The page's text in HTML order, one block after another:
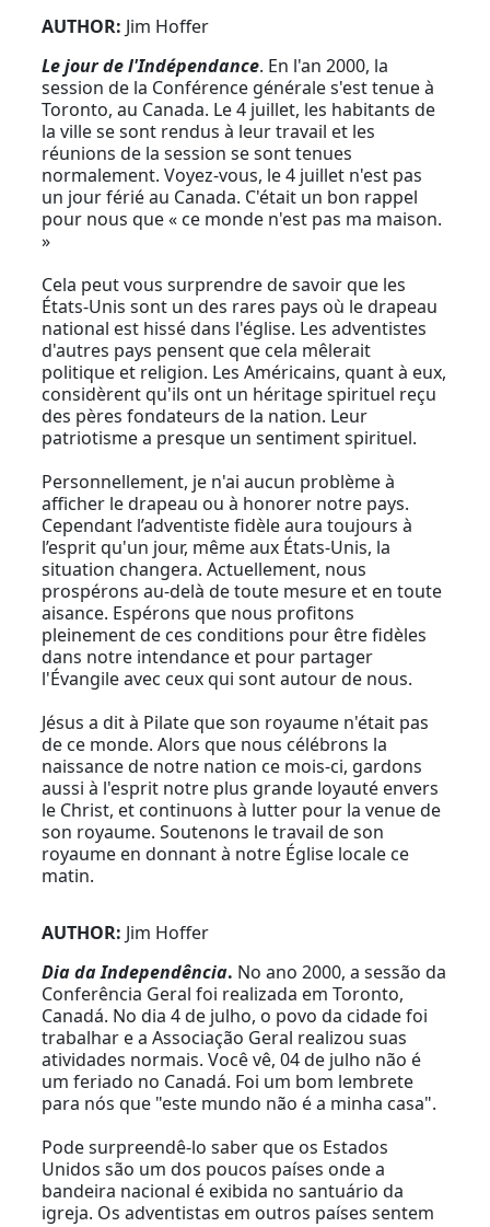
AUTHOR: Jim Hoffer
Le jour de l'Indépendance. En l'an 2000, la
session de la Conférence générale s'est tenue à
Toronto, au Canada. Le 4 juillet, les habitants de
la ville se sont rendus à leur travail et les
réunions de la session se sont tenues
normalement. Voyez-vous, le 4 juillet n'est pas
un jour férié au Canada. C'était un bon rappel
pour nous que « ce monde n'est pas ma maison.
»
Cela peut vous surprendre de savoir que les
États-Unis sont un des rares pays où le drapeau
national est hissé dans l'église. Les adventistes
d'autres pays pensent que cela mêlerait
politique et religion. Les Américains, quant à eux,
considèrent qu'ils ont un héritage spirituel reçu
des pères fondateurs de la nation. Leur
patriotisme a presque un sentiment spirituel.
Personnellement, je n'ai aucun problème à
afficher le drapeau ou à honorer notre pays.
Cependant l’adventiste fidèle aura toujours à
l’esprit qu'un jour, même aux États-Unis, la
situation changera. Actuellement, nous
prospérons au-delà de toute mesure et en toute
aisance. Espérons que nous profitons
pleinement de ces conditions pour être fidèles
dans notre intendance et pour partager
l'Évangile avec ceux qui sont autour de nous.
Jésus a dit à Pilate que son royaume n'était pas
de ce monde. Alors que nous célébrons la
naissance de notre nation ce mois-ci, gardons
aussi à l'esprit notre plus grande loyauté envers
le Christ, et continuons à lutter pour la venue de
son royaume. Soutenons le travail de son
royaume en donnant à notre Église locale ce
matin.
AUTHOR: Jim Hoffer
Dia da Independência. No ano 2000, a sessão da
Conferência Geral foi realizada em Toronto,
Canadá. No dia 4 de julho, o povo da cidade foi
trabalhar e a Associação Geral realizou suas
atividades normais. Você vê, 04 de julho não é
um feriado no Canadá. Foi um bom lembrete
para nós que "este mundo não é a minha casa".
Pode surpreendê-lo saber que os Estados
Unidos são um dos poucos países onde a
bandeira nacional é exibida no santuário da
igreja. Os adventistas em outros países sentem